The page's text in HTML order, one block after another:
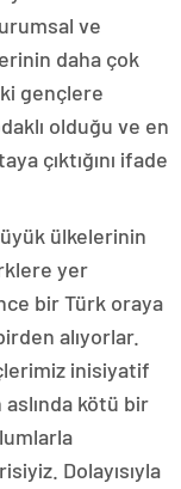
ve
daha çok
gençlere
olduğu ve en
çıktığını ifade
ülkelerinin
yer
bir Türk oraya
alıyorlar.
inisiyatif
kötü bir
Dolayısıyla